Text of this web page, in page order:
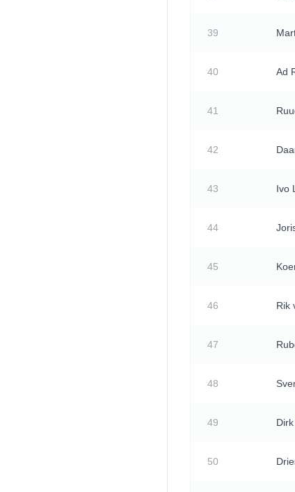
39
40 Ad
41
42
43 Ivo
44
45
46 Rik
47
48
49
50